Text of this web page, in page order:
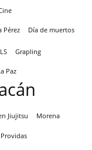
Pérez Día de muertos
Grapling
Paz
Jiujitsu Morena
Providas